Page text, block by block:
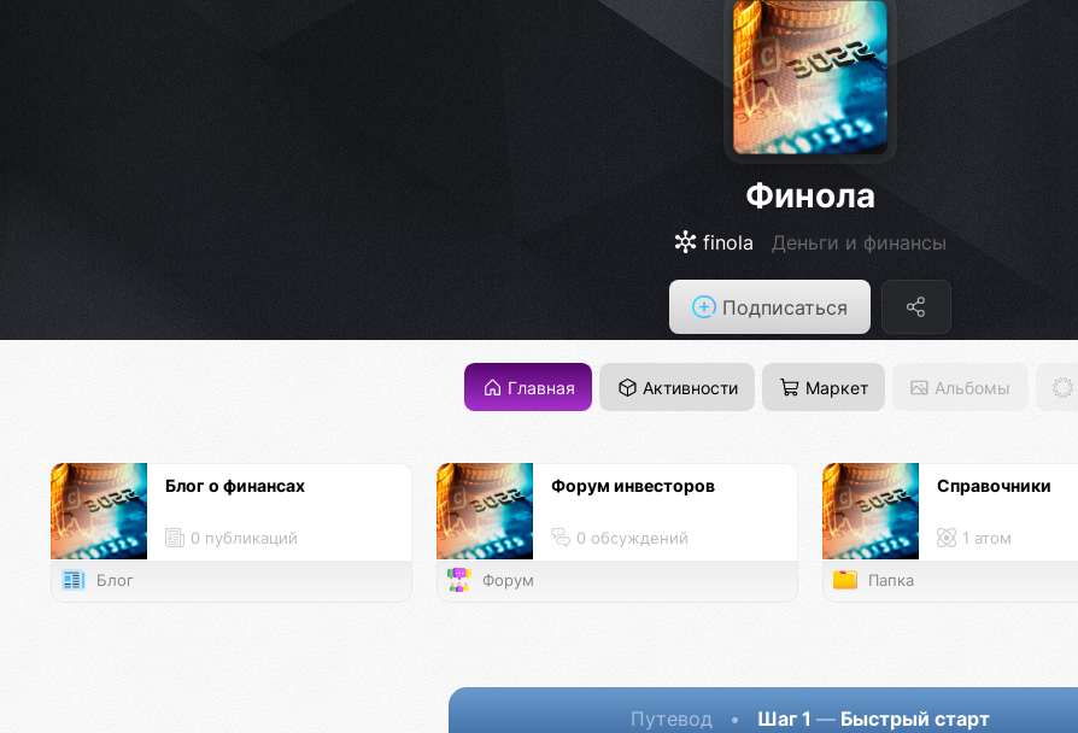
Финола
finola Деньги и финансы
Подписаться
Главная Активности Маркет Альбомы
Блог о финансах
0 публикаций
Блог
Форум инвесторов
0 обсуждений
Форум
Справочники
1 атом
Папка
Путевод • Шаг 1 — Быстрый старт